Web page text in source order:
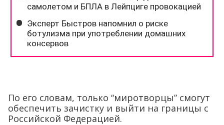
По его словам, только “миротворцы” смогут
обеспечить зачистку и выйти на границы с
Российской Федерацией.